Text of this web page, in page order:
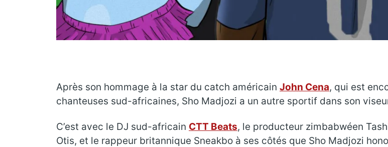
Après son hommage à la star du catch américain John Cena, qui est
chanteuses sud-africaines, Sho Madjozi a un autre sportif dans son
C’est avec le DJ sud-africain CTT Beats, le producteur zimbabwéen
Otis, et le rappeur britannique Sneakbo à ses côtés que Sho Madjozi